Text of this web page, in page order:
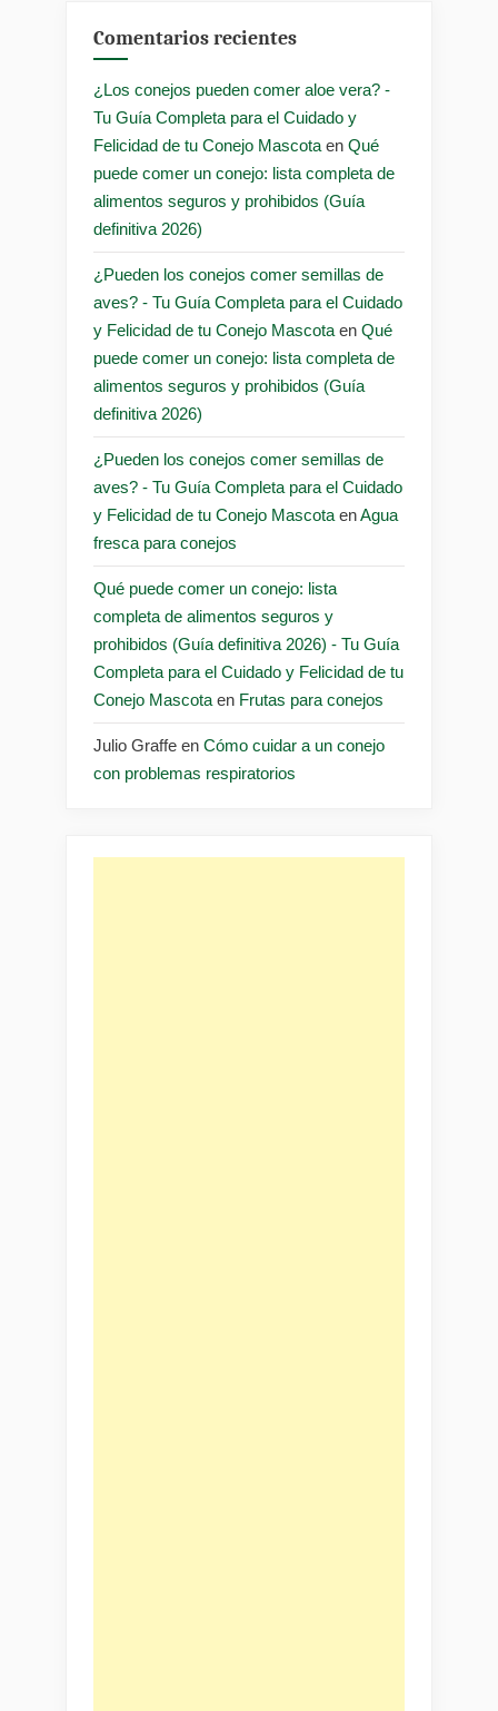
Comentarios recientes
¿Los conejos pueden comer aloe vera? -
Tu Guía Completa para el Cuidado y
Felicidad de tu Conejo Mascota en Qué
puede comer un conejo: lista completa de
alimentos seguros y prohibidos (Guía
definitiva 2026)
¿Pueden los conejos comer semillas de
aves? - Tu Guía Completa para el Cuidado
y Felicidad de tu Conejo Mascota en Qué
puede comer un conejo: lista completa de
alimentos seguros y prohibidos (Guía
definitiva 2026)
¿Pueden los conejos comer semillas de
aves? - Tu Guía Completa para el Cuidado
y Felicidad de tu Conejo Mascota enAgua
fresca para conejos
Qué puede comer un conejo: lista
completa de alimentos seguros y
prohibidos (Guía definitiva 2026) - Tu Guía
Completa para el Cuidado y Felicidad de tu
Conejo Mascota en Frutas para conejos
Julio Graffe en Cómo cuidar a un conejo
con problemas respiratorios